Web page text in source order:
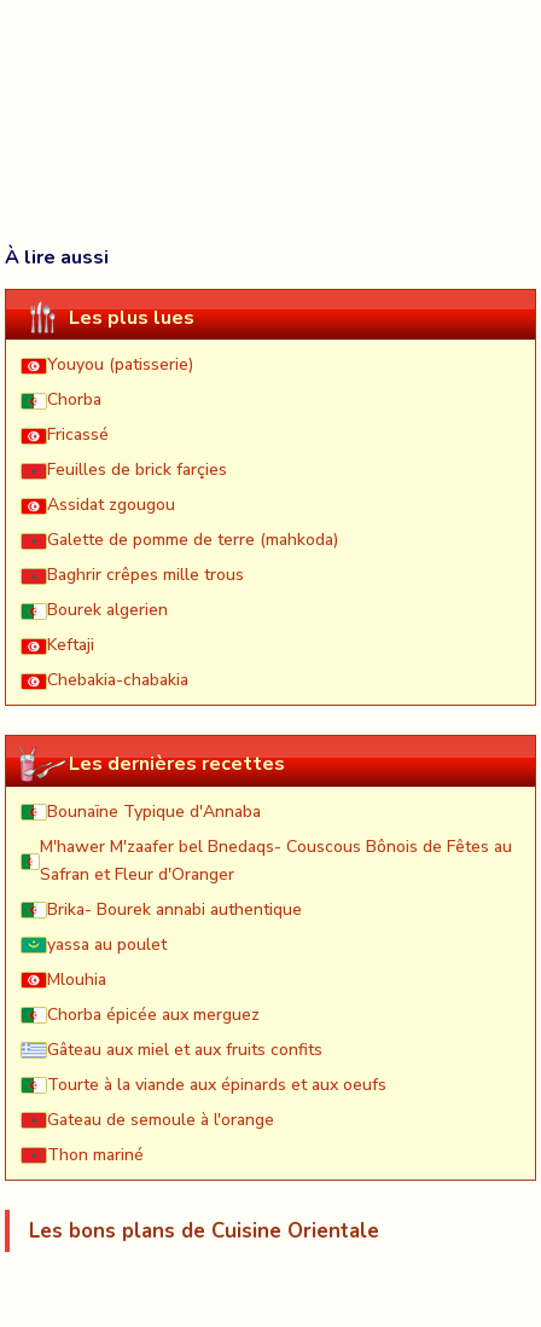
À lire aussi
Les plus lues
Youyou (patisserie)
Chorba
Fricassé
Feuilles de brick farçies
Assidat zgougou
Galette de pomme de terre (mahkoda)
Baghrir crêpes mille trous
Bourek algerien
Keftaji
Chebakia-chabakia
Les dernières recettes
Bounaïne Typique d'Annaba
M'hawer M'zaafer bel Bnedaqs- Couscous Bônois de Fêtes au
Safran et Fleur d'Oranger
Brika- Bourek annabi authentique
yassa au poulet
Mlouhia
Chorba épicée aux merguez
Gâteau aux miel et aux fruits confits
Tourte à la viande aux épinards et aux oeufs
Gateau de semoule à l'orange
Thon mariné
Les bons plans de Cuisine Orientale